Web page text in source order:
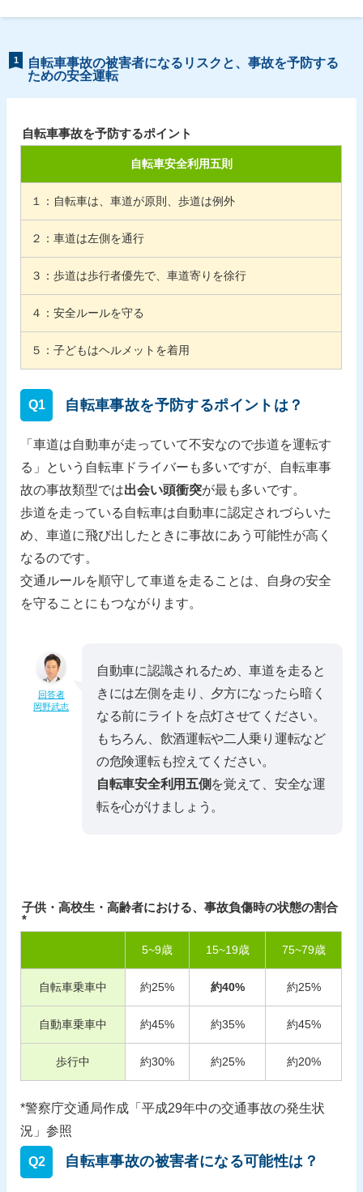
1
自転車事故の被害者になるリスクと、事故を予防する
ための安全運転
自転車事故を予防するポイント
自転車安全利用五則
１：自転車は、車道が原則、歩道は例外
２：車道は左側を通行
３：歩道は歩行者優先で、車道寄りを徐行
４：安全ルールを守る
５：子どもはヘルメットを着用
Q1 自転車事故を予防するポイントは？
「車道は自動車が走っていて不安なので歩道を運転す
る」という自転車ドライバーも多いですが、自転車事
故の事故類型では出会い頭衝突が最も多いです。
歩道を走っている自転車は自動車に認定されづらいた
め、車道に飛び出したときに事故にあう可能性が高く
なるのです。
交通ルールを順守して車道を走ることは、自身の安全
を守ることにもつながります。
回答者
岡野武志
自動車に認識されるため、車道を走ると
きには左側を走り、夕方になったら暗く
なる前にライトを点灯させてください。
もちろん、飲酒運転や二人乗り運転など
の危険運転も控えてください。
自転車安全利用五側 を覚えて、安全な運
転を心がけましょう。
子供・高校生・高齢者における、事故負傷時の状態の割合
*
5~9歳 15~19歳 75~79歳
自転車乗車中 約25% 約40% 約25%
自動車乗車中 約45% 約35% 約45%
歩行中 約30% 約25% 約20%
*警察庁交通局作成「平成29年中の交通事故の発生状
況」参照
Q2 自転車事故の被害者になる可能性は？